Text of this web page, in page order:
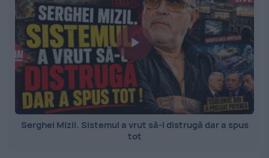
Serghei Mizil. Sistemul a vrut să-l distrugă dar a spus
tot